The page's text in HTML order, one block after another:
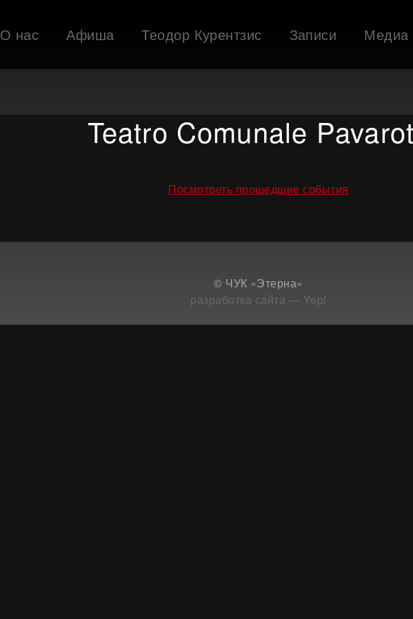
О нас Афиша Теодор Курентзис Записи
Медиа
Teatro Comunale
Посмотреть прошедшие события
© ЧУК «Этерна»
разработка сайта — Yep!